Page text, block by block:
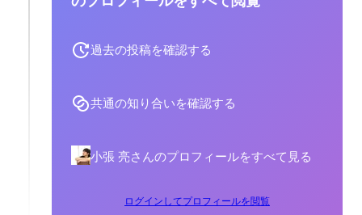
過去の投稿を確認する
共通の知り合いを確認する
小張 亮さんのプロフィールをすべて見る
ログインしてプロフィールを閲覧